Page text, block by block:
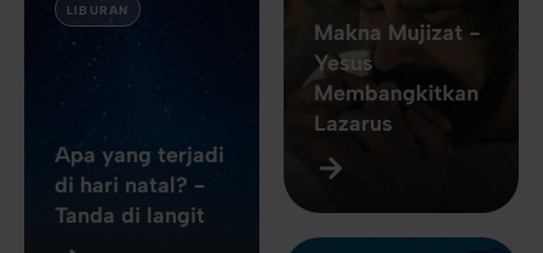
LIBURAN
Apa yang terjadi
di hari natal? -
Tanda di langit
Makna Mujizat -
Yesus
Membangkitkan
Lazarus